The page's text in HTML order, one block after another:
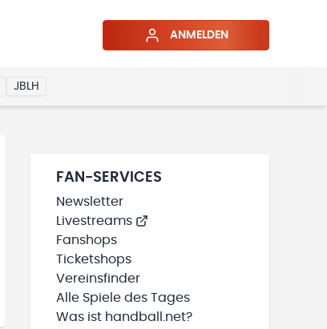
ANMELDEN
JBLH
FAN-SERVICES
Newsletter
Livestreams
Fanshops
Ticketshops
Vereinsfinder
Alle Spiele des Tages
Was ist handball.net?